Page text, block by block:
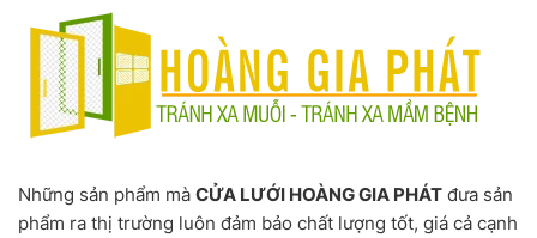
Những sản phẩm mà CỬA LƯỚI HOÀNG GIA PHÁT đưa sản
phẩm ra thị trường luôn đảm bảo chất lượng tốt, giá cả cạnh